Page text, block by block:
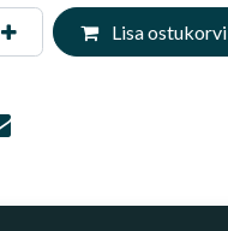
Lisa ostukorvi